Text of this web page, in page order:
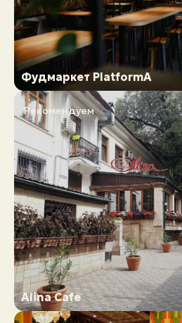
Фудмаркет PlatformA
Рекомендуем
Alina Cafe